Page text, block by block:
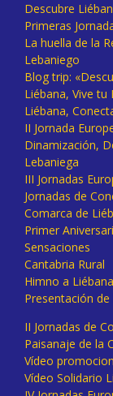
Descubre
Primeras
La huella de la
Lebaniego
Blog trip:
Liébana, Vive tu
Liébana,
II Jornada
Dinamización,
Lebaniega
III Jornadas
Jornadas de
Comarca de
Primer
Sensaciones
Cantabria Rural
Himno a Liébana
Presentación
II Jornadas de
Paisanaje de la
Vídeo
Vídeo Solidario